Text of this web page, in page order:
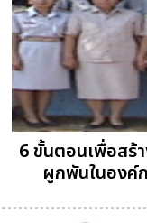
6 ขั้นตอนเพื่อสร้
ผูกพันในองค์